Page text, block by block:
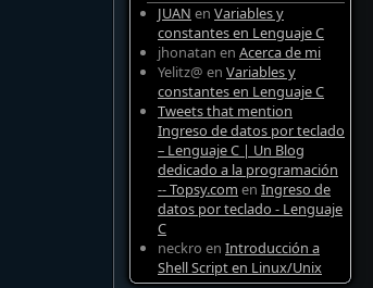
JUAN en Variables y
constantes en Lenguaje C
jhonatan en Acerca de mi
Yelitz@ en Variables y
constantes en Lenguaje C
Tweets that mention
Ingreso de datos por teclado
– Lenguaje C | Un Blog
dedicado a la programación
-- Topsy.com en Ingreso de
datos por teclado - Lenguaje
C
neckro en Introducción a
Shell Script en Linux/Unix